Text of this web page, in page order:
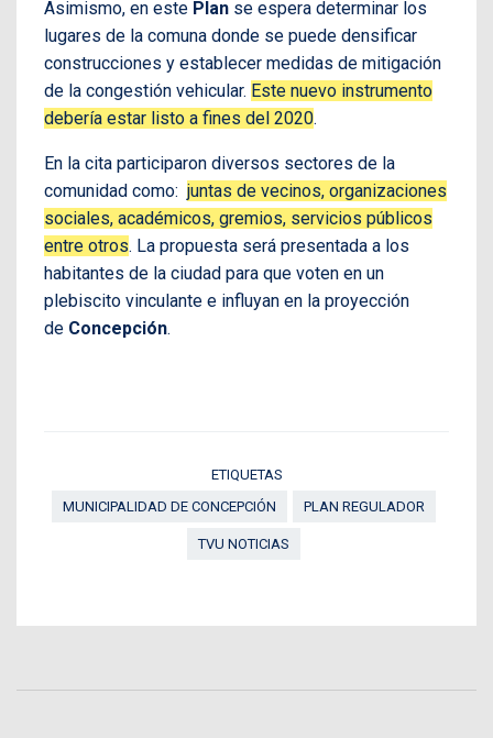
Asimismo, en este Plan se espera determinar los
lugares de la comuna donde se puede densificar
construcciones y establecer medidas de mitigación
de la congestión vehicular. Este nuevo instrumento
debería estar listo a fines del 2020.
En la cita participaron diversos sectores de la
comunidad como: juntas de vecinos, organizaciones
sociales, académicos, gremios, servicios públicos
entre otros. La propuesta será presentada a los
habitantes de la ciudad para que voten en un
plebiscito vinculante e influyan en la proyección
de Concepción.
ETIQUETAS
MUNICIPALIDAD DE CONCEPCIÓN
PLAN REGULADOR
TVU NOTICIAS